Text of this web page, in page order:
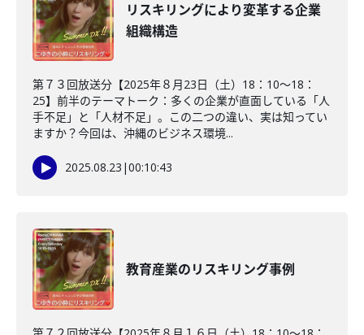
リスキリングにより変革する企業
組織構造
第７３回放送分【2025年８月23日（土）18：10～18：
25】前半のテーマトーク：多くの企業が直面している「人
手不足」と「人材不足」。この二つの違い、実は知ってい
ますか？今回は、沖縄のビジネス環境...
2025.08.23 |00:10:43
教育産業のリスキリング事例